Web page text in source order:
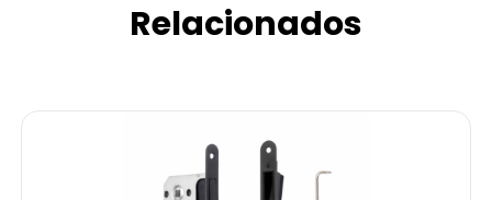
Relacionados